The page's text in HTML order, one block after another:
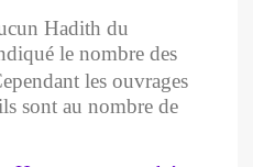
Hadith du
le nombre des
les ouvrages
sont au nombre de